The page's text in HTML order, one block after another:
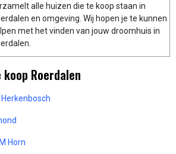
alle huizen die te koop staan in
en omgeving. Wij hopen je te kunnen
met het vinden van jouw droomhuis in
Roerdalen
Horn